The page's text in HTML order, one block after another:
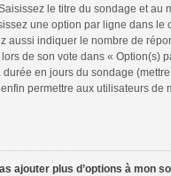
le titre du sondage et au
une option par ligne dans le
aussi indiquer le nombre de
de son vote dans « Option(s)
durée en jours du sondage
permettre aux utilisateurs de
ajouter plus d’options à mon